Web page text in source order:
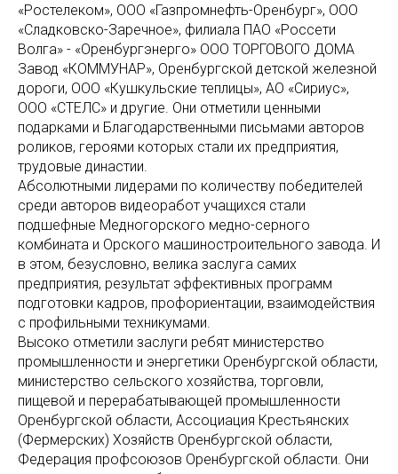
«Ростелеком», ООО «Газпромнефть-Оренбург», ООО
«Сладковско-Заречное», филиала ПАО «Россети
Волга» - «Оренбургэнерго» ООО ТОРГОВОГО ДОМА
Завод «КОММУНАР», Оренбургской детской железной
дороги, ООО «Кушкульские теплицы», АО «Сириус»,
ООО «СТЕЛС» и другие. Они отметили ценными
подарками и Благодарственными письмами авторов
роликов, героями которых стали их предприятия,
трудовые династии.
Абсолютными лидерами по количеству победителей
среди авторов видеоработ учащихся стали
подшефные Медногорского медно-серного
комбината и Орского машиностроительного завода. И
в этом, безусловно, велика заслуга самих
предприятия, результат эффективных программ
подготовки кадров, профориентации, взаимодействия
с профильными техникумами.
Высоко отметили заслуги ребят министерство
промышленности и энергетики Оренбургской области,
министерство сельского хозяйства, торговли,
пищевой и перерабатывающей промышленности
Оренбургской области, Ассоциация Крестьянских
(Фермерских) Хозяйств Оренбургской области,
Федерация профсоюзов Оренбургской области. Они